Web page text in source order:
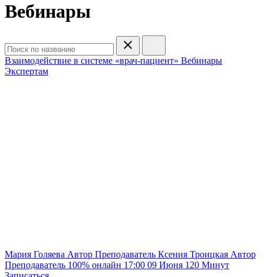
Вебинары
Взаимодействие в системе «врач-пациент» Вебинары
Экспертам
Мария Голяева Автор Преподаватель Ксения Троицкая Автор
Преподаватель 100% онлайн 17:00 09 Июня 120 Минут